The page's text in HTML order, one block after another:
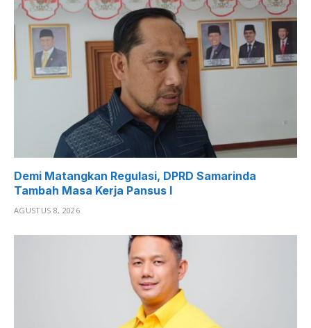
Demi Matangkan Regulasi, DPRD Samarinda
Tambah Masa Kerja Pansus I
AGUSTUS 8, 2026